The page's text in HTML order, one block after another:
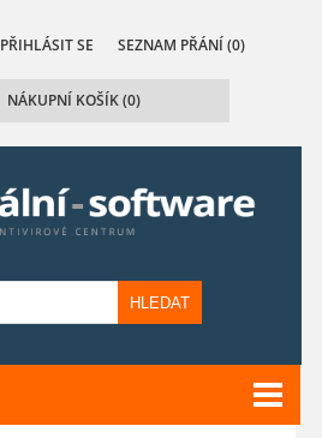
PŘIHLÁSIT SE SEZNAM PŘÁNÍ (0)
NÁKUPNÍ KOŠÍK(0)
HLEDAT